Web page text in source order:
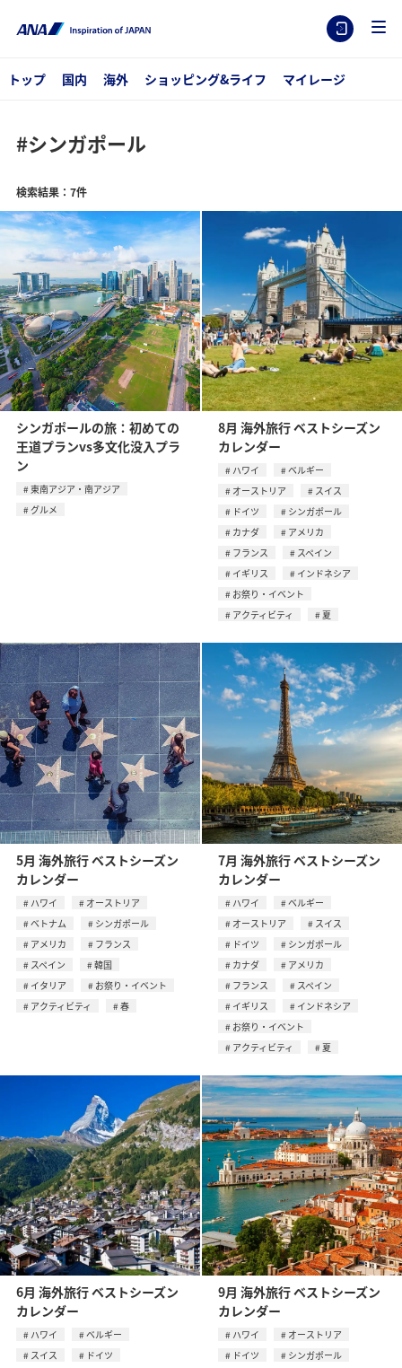
トップ 国内 海外 ショッピング&ライフ マイレージ
#シンガポール
検索結果：7件
シンガポールの旅：初めての
王道プランvs多文化没入プラ
ン
東南アジア・南アジア
グルメ
8月 海外旅行 ベストシーズン
カレンダー
ハワイ
ベルギー
オーストリア
スイス
ドイツ
シンガポール
カナダ
アメリカ
フランス
スペイン
イギリス
インドネシア
お祭り・イベント
アクティビティ
夏
5月 海外旅行 ベストシーズン
カレンダー
ハワイ
オーストリア
ベトナム
シンガポール
アメリカ
フランス
スペイン
韓国
イタリア
お祭り・イベント
アクティビティ
春
7月 海外旅行 ベストシーズン
カレンダー
ハワイ
ベルギー
オーストリア
スイス
ドイツ
シンガポール
カナダ
アメリカ
フランス
スペイン
イギリス
インドネシア
お祭り・イベント
アクティビティ
夏
6月 海外旅行 ベストシーズン
カレンダー
ハワイ
ベルギー
スイス
ドイツ
9月 海外旅行 ベストシーズン
カレンダー
ハワイ
オーストリア
ドイツ
シンガポール